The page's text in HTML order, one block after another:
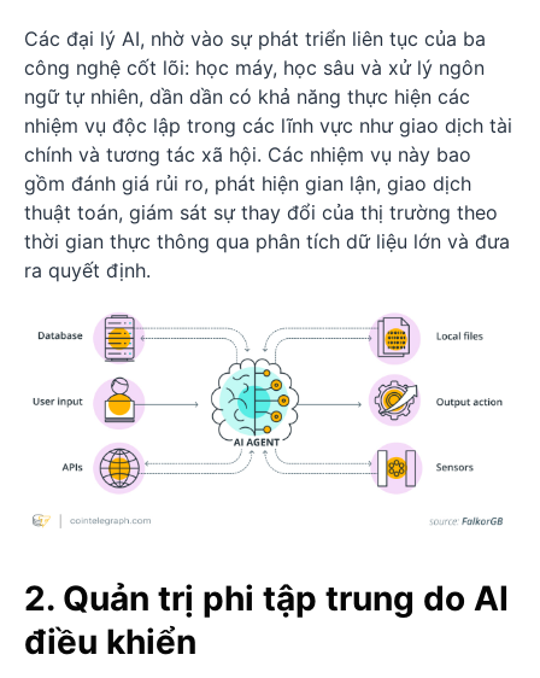
Các đại lý AI, nhờ vào sự phát triển liên tục của ba
công nghệ cốt lõi: học máy, học sâu và xử lý ngôn
ngữ tự nhiên, dần dần có khả năng thực hiện các
nhiệm vụ độc lập trong các lĩnh vực như giao dịch tài
chính và tương tác xã hội. Các nhiệm vụ này bao
gồm đánh giá rủi ro, phát hiện gian lận, giao dịch
thuật toán, giám sát sự thay đổi của thị trường theo
thời gian thực thông qua phân tích dữ liệu lớn và đưa
ra quyết định.
2. Quản trị phi tập trung do AI
điều khiển